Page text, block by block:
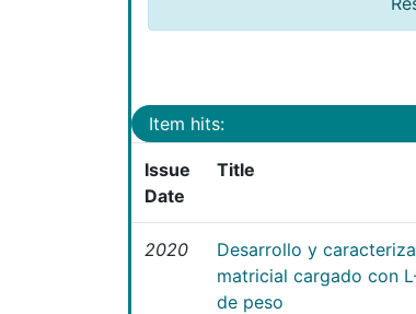
Item hits:
Issue
Date
Title
2020
Desarrollo y
matricial cargado con
de peso